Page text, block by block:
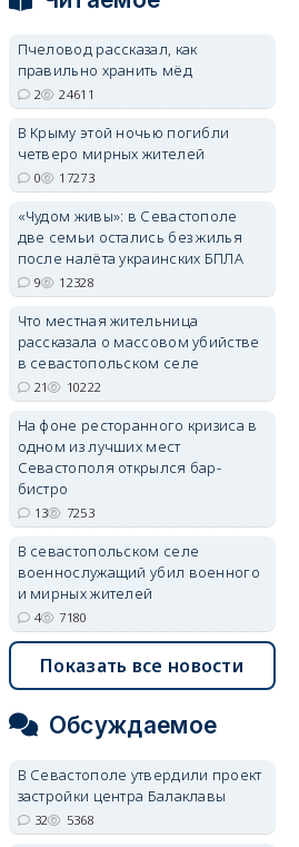
фотореп
Тайный дворик на мысе
Хрустальном: как найти
место отдыха, о котором
почти никто не знает
Под стенами Галереи искусств
гравийный сад и семейные
качели.
erid: 2SDnjdPjgYS
Пчеловод рассказал, как
правильно хранить мёд
2 24611
В Крыму этой ночью погибли
четверо мирных жителей
0 17273
«Чудом живы»: в Севастополе
две семьи остались без жилья
после налёта украинских БПЛА
9 12328
Что местная жительница
рассказала о массовом убийстве
в севастопольском селе
21 10222
На фоне ресторанного кризиса в
одном из лучших мест
Севастополя открылся бар-
бистро
13 7253
В севастопольском селе
военнослужащий убил военного
и мирных жителей
4 7180
Показать все новости
Обсуждаемое
В Севастополе утвердили проект
застройки центра Балаклавы
32 5368